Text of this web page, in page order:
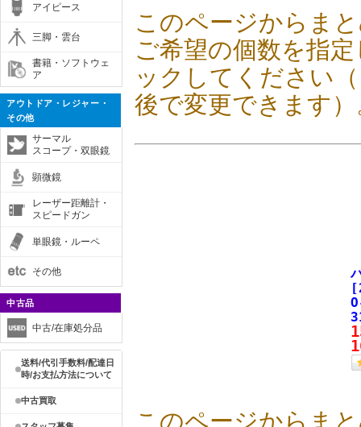
アイピース
三脚・雲台
書籍・ソフトウェ
ア
アウトドア・レジャー・
その他
サーマル
スコープ・双眼鏡
顕微鏡
レーザー距離計・
スピードガン
単眼鏡・ルーペ
その他
中古品
中古/在庫処分品
送料/代引手数料/配達日
時/お支払方法について
中古買取
このページからま
ご希望の個数を指
ックしてください
後で変更できます
このページからま